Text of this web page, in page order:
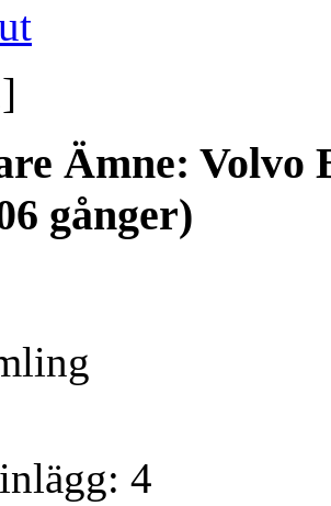
]
Ämne: Volvo
gånger)
4